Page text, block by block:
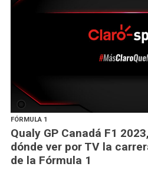
FÓRMULA 1
Qualy GP Canadá F1
dónde ver por TV la
de la Fórmula 1